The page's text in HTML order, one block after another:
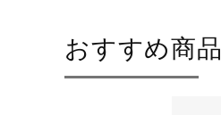
おすすめ商品